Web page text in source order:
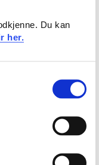
Du kan
her.